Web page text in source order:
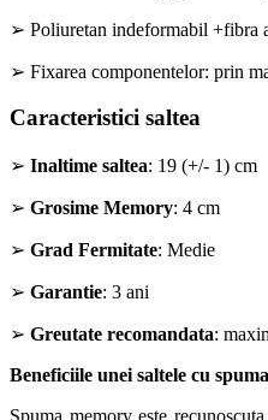
➢ Poliuretan indeformabil +fibra
➢ Fixarea componentelor: prin
Caracteristici saltea
➢ Inaltime saltea: 19 (+/- 1) cm
➢ Grosime Memory: 4 cm
➢ Grad Fermitate: Medie
➢ Garantie: 3 ani
➢ Greutate recomandata:
Beneficiile unei saltele cu
Spuma memory este